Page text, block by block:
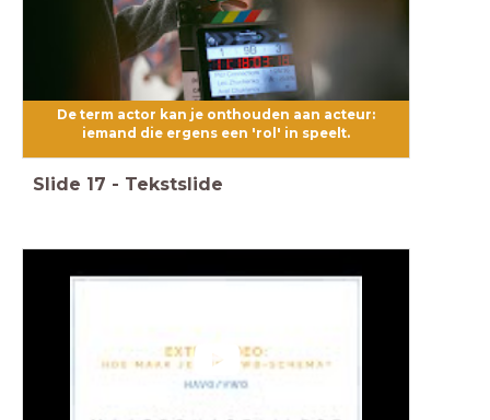
De term actor kan je onthouden aan acteur:
iemand die ergens een 'rol' in speelt.
Slide 17 - Tekstslide